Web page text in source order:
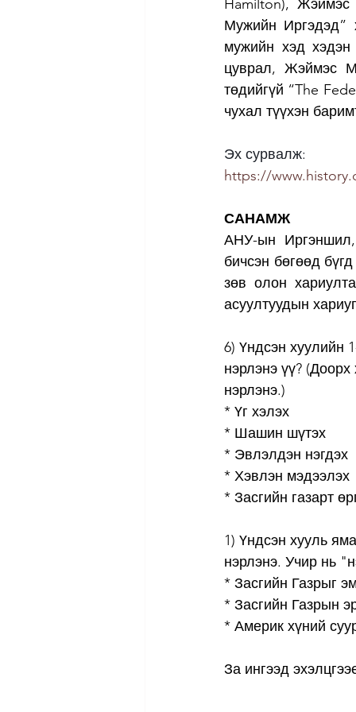
Hamilton),
Мужийн Иргэдэд”
мужийн хэд
цуврал, Жэймэс
төдийгүй “The
чухал түүхэн
Эх сурвалж:
https://
САНАМЖ
АНУ-ын
бичсэн бөгөөд
зөв олон
асуултуудын
6) Үндсэн хуулийн
нэрлэнэ үү?
нэрлэнэ.)
* Үг хэлэх
* Шашин шүтэх
* Эвлэлдэн нэгдэх
* Хэвлэн мэдээлэх
* Засгийн газарт
1) Үндсэн хууль
нэрлэнэ. Учир нь
* Засгийн Газрыг
* Засгийн Газрын
* Америк хүний
За ингээд